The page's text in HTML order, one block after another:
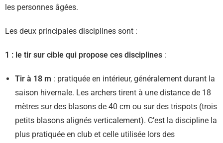
les personnes âgées.
Les deux principales disciplines sont :
1 : le tir sur cible qui propose ces disciplines :
Tir à 18 m : pratiquée en intérieur, généralement durant la
saison hivernale. Les archers tirent à une distance de 18
mètres sur des blasons de 40 cm ou sur des trispots (trois
petits blasons alignés verticalement). C’est la discipline la
plus pratiquée en club et celle utilisée lors des